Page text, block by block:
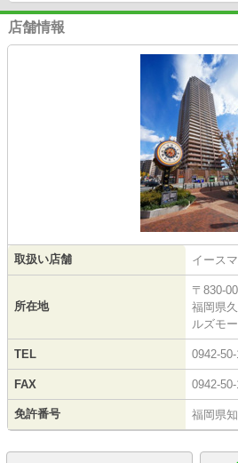
店舗情報
取扱い店舗 イース
所在地
〒830-
福岡県
ルズモ
TEL 0942-
FAX 0942-
免許番号 福岡県